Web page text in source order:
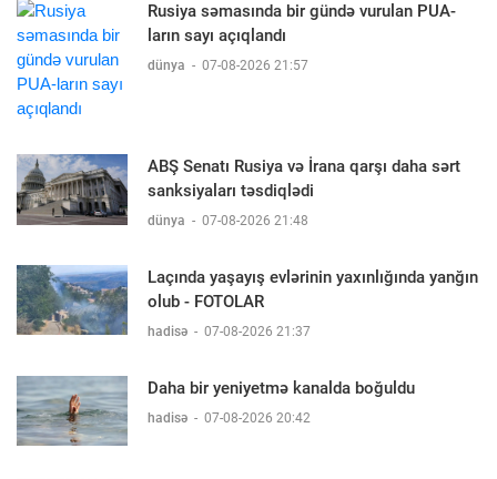
Rusiya səmasında bir gündə vurulan PUA-
ların sayı açıqlandı
dünya - 07-08-2026 21:57
ABŞ Senatı Rusiya və İrana qarşı daha sərt
sanksiyaları təsdiqlədi
dünya - 07-08-2026 21:48
Laçında yaşayış evlərinin yaxınlığında yanğın
olub - FOTOLAR
hadisə - 07-08-2026 21:37
Daha bir yeniyetmə kanalda boğuldu
hadisə - 07-08-2026 20:42